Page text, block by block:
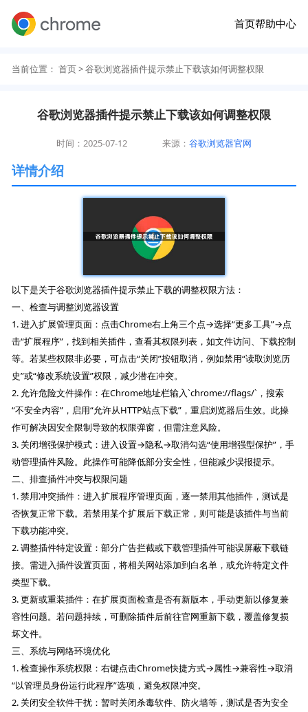
首页帮助中心
当前位置： 首页> 谷歌浏览器插件提示禁止下载该如何调整权限
谷歌浏览器插件提示禁止下载该如何调整权限
时间：2025-07-12 来源：谷歌浏览器官网
详情介绍
以下是关于谷歌浏览器插件提示禁止下载的调整权限方法：
一、检查与调整浏览器设置
1. 进入扩展管理页面：点击Chrome右上角三个点→选择“更多工具”→点
击“扩展程序”，找到相关插件，查看其权限列表，如文件访问、下载控制
等。若某些权限非必要，可点击“关闭”按钮取消，例如禁用“读取浏览历
史”或“修改系统设置”权限，减少潜在冲突。
2. 允许危险文件操作：在Chrome地址栏输入`chrome://flags/`，搜索
“不安全内容”，启用“允许从HTTP站点下载”，重启浏览器后生效。此操
作可解决因安全限制导致的权限弹窗，但需注意风险。
3. 关闭增强保护模式：进入设置→隐私→取消勾选“使用增强型保护”，手
动管理插件风险。此操作可能降低部分安全性，但能减少误报提示。
二、排查插件冲突与权限问题
1. 禁用冲突插件：进入扩展程序管理页面，逐一禁用其他插件，测试是
否恢复正常下载。若禁用某个扩展后下载正常，则可能是该插件与当前
下载功能冲突。
2. 调整插件特定设置：部分广告拦截或下载管理插件可能误屏蔽下载链
接。需进入插件设置页面，将相关网站添加到白名单，或允许特定文件
类型下载。
3. 更新或重装插件：在扩展页面检查是否有新版本，手动更新以修复兼
容性问题。若问题持续，可删除插件后前往官网重新下载，覆盖修复损
坏文件。
三、系统与网络环境优化
1. 检查操作系统权限：右键点击Chrome快捷方式→属性→兼容性→取消
“以管理员身份运行此程序”选项，避免权限冲突。
2. 关闭安全软件干扰：暂时关闭杀毒软件、防火墙等，测试是否为安全